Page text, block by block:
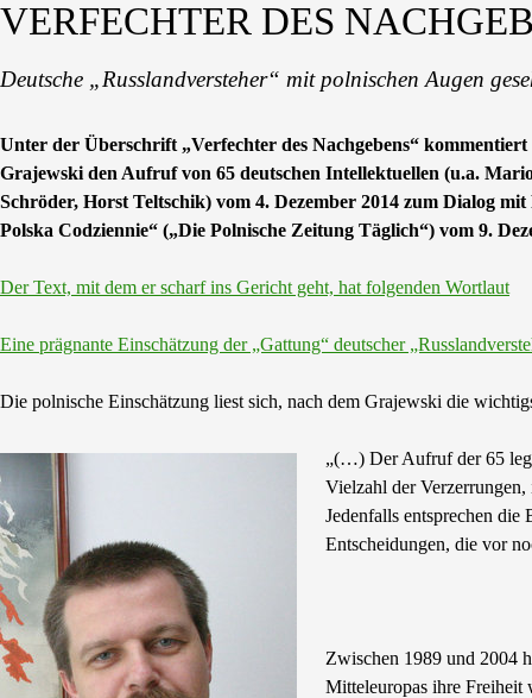
VERFECHTER DES
Deutsche „Russlandversteher“ mit polnischen Augen
Unter der Überschrift „Verfechter des Nachgebens“
Grajewski den Aufruf von 65 deutschen Intellektuellen (u.a.
Schröder, Horst Teltschik) vom 4. Dezember 2014 zum Dialog
Polska Codziennie“ („Die Polnische Zeitung Täglich“) vom 9.
Der Text, mit dem er scharf ins Gericht geht, hat folgenden Wortlaut
Eine prägnante Einschätzung der „Gattung“ deutscher
Die polnische Einschätzung liest sich, nach dem Grajewski die
„(…) Der Aufruf der 65
Vielzahl der
Jedenfalls entsprechen
Entscheidungen, die vor
Zwischen 1989 und 2004
Mitteleuropas ihre Freiheit